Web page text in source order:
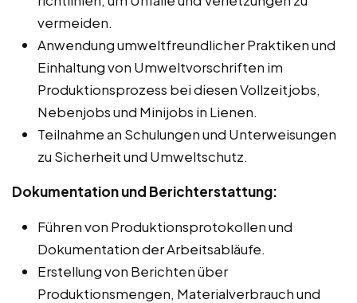
vermeiden.
Anwendung umweltfreundlicher Praktiken und
Einhaltung von Umweltvorschriften im
Produktionsprozess bei diesen Vollzeitjobs,
Nebenjobs und Minijobs in Lienen.
Teilnahme an Schulungen und Unterweisungen
zu Sicherheit und Umweltschutz.
Dokumentation und Berichterstattung:
Führen von Produktionsprotokollen und
Dokumentation der Arbeitsabläufe.
Erstellung von Berichten über
Produktionsmengen, Materialverbrauch und